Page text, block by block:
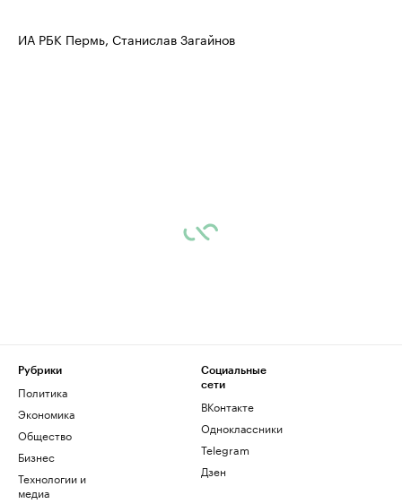
ИА РБК Пермь, Станислав Загайнов
Рубрики
Политика
Экономика
Общество
Бизнес
Технологии и
медиа
Социальные
сети
ВКонтакте
Одноклассники
Telegram
Дзен